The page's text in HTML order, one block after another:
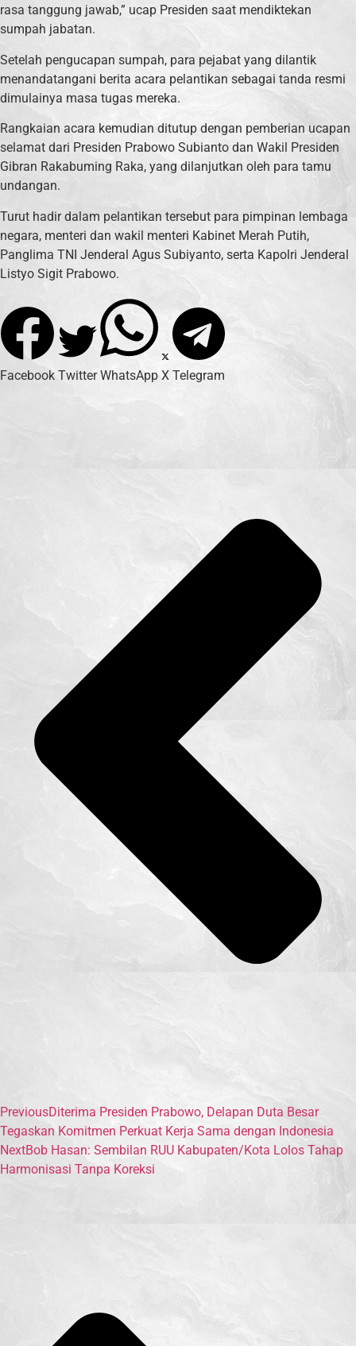
rasa tanggung jawab,” ucap Presiden saat mendiktekan
sumpah jabatan.
Setelah pengucapan sumpah, para pejabat yang dilantik
menandatangani berita acara pelantikan sebagai tanda resmi
dimulainya masa tugas mereka.
Rangkaian acara kemudian ditutup dengan pemberian ucapan
selamat dari Presiden Prabowo Subianto dan Wakil Presiden
Gibran Rakabuming Raka, yang dilanjutkan oleh para tamu
undangan.
Turut hadir dalam pelantikan tersebut para pimpinan lembaga
negara, menteri dan wakil menteri Kabinet Merah Putih,
Panglima TNI Jenderal Agus Subiyanto, serta Kapolri Jenderal
Listyo Sigit Prabowo.
Facebook Twitter WhatsApp X Telegram
PreviousDiterima Presiden Prabowo, Delapan Duta Besar
Tegaskan Komitmen Perkuat Kerja Sama dengan Indonesia
NextBob Hasan: Sembilan RUU Kabupaten/Kota Lolos Tahap
Harmonisasi Tanpa Koreksi